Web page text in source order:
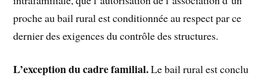
proche au bail rural est conditionnée au respect par ce
dernier des exigences du contrôle des structures.
L’exception du cadre familial.Le bail rural est conclu